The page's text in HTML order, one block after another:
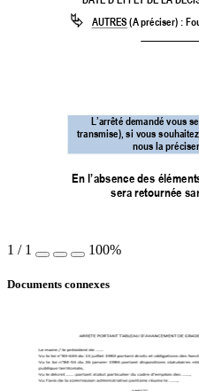
 AUTRES (A préciser) :
L’arrêté demandé vous
transmise), si vous
nous la précise
En l’absence des
sera retournée sa
1 / 1 100%
Documents connexes